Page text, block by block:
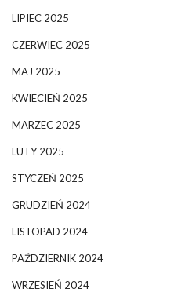
LIPIEC 2025
CZERWIEC 2025
MAJ 2025
KWIECIEŃ 2025
MARZEC 2025
LUTY 2025
STYCZEŃ 2025
GRUDZIEŃ 2024
LISTOPAD 2024
PAŹDZIERNIK 2024
WRZESIEŃ 2024